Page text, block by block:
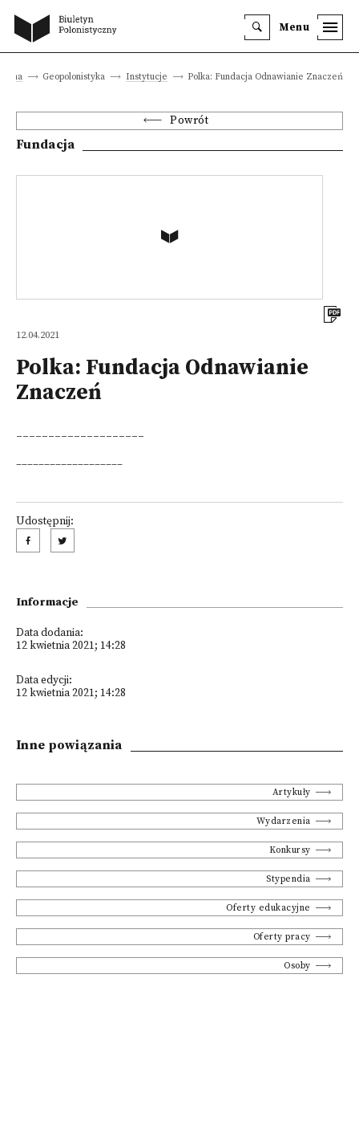
Menu
Geopolonistyka Instytucje Polka: Fundacja Odnawianie Znaczeń
Powrót
Fundacja
12.04.2021
Polka: Fundacja Odnawianie
Znaczeń
____________________
___________________
Udostępnij:
Informacje
Data dodania:
12 kwietnia 2021; 14:28
Data edycji:
12 kwietnia 2021; 14:28
Inne powiązania
Artykuły
Wydarzenia
Konkursy
Stypendia
Oferty edukacyjne
Oferty pracy
Osoby